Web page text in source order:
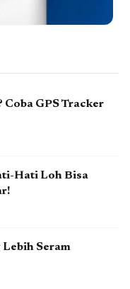
GPS Tracker
Hati Loh Bisa
Seram